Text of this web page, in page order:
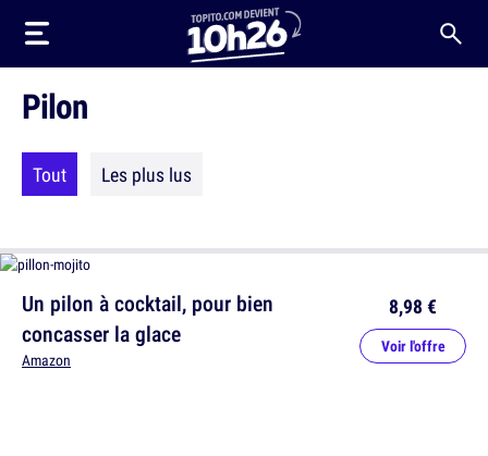
Pilon
Tout Les plus lus
Un pilon à cocktail, pour bien
concasser la glace
Amazon
8,98 €
Voir l'offre